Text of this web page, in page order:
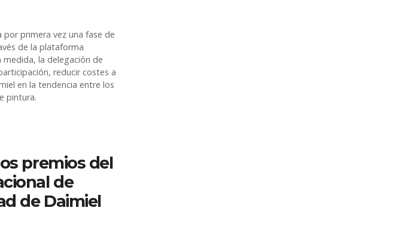
primera vez una fase de
de la plataforma
la delegación de
reducir costes a
en la tendencia entre los
pintura.
premios del
de
de Daimiel